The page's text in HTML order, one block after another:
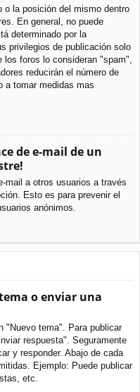
o la posición del mismo dentro
En general, no puede
determinado por la
privilegios de publicación solo
foros lo consideran "spam",
reducirán el número de
a tomar medidas mas
de e-mail de un
mail a otros usuarios a través
Esto es para prevenir el
anónimos.
o enviar una
"Nuevo tema". Para publicar
respuesta". Seguramente
y responder. Abajo de cada
Ejemplo: Puede publicar
etc.